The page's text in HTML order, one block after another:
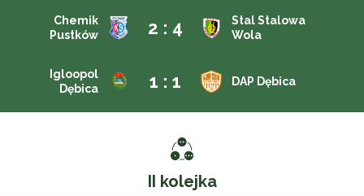
Chemik
Pustków
2 : 4
Stal Stalowa
Wola
Igloopol
Dębica
1 : 1 DAP Dębica
II kolejka